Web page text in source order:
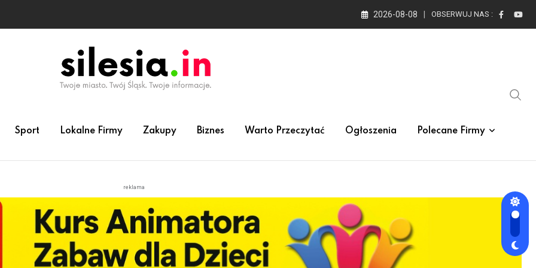
2026-08-08 OBSERWUJ NAS :
Sport Lokalne Firmy Zakupy Biznes Warto Przeczytać Ogłoszenia Polecane Firmy
reklama